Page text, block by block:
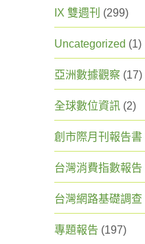
IX 雙週刊 (299)
Uncategorized (1)
亞洲數據觀察 (17)
全球數位資訊 (2)
創市際月刊報告書
台灣消費指數報告
台灣網路基礎調查
專題報告 (197)